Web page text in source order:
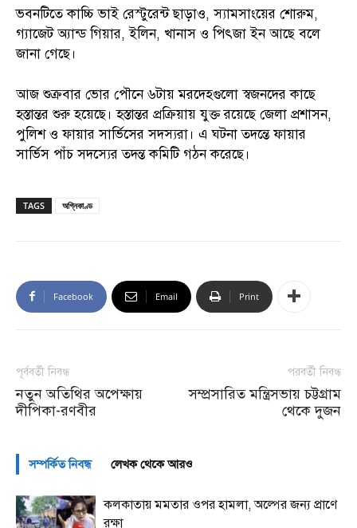
ভবনটিতে কাচ্চি ভাই রেস্টুরেন্ট ছাড়াও, স্যামসাংয়ের শোরুম,
গ্যাজেট অ্যান্ড গিয়ার, ইলিন, খানাস ও পিৎজা ইন আছে বলে
জানা গেছে।
আজ শুক্রবার ভোর পৌনে ৬টায় মরদেহগুলো স্বজনদের কাছে
হস্তান্তর শুরু হয়েছে। হস্তান্তর প্রক্রিয়ায় যুক্ত রয়েছে জেলা প্রশাসন,
পুলিশ ও ফায়ার সার্ভিসের সদস্যরা। এ ঘটনা তদন্তে ফায়ার
সার্ভিস পাঁচ সদস্যের তদন্ত কমিটি গঠন করেছে।
TAGS অগ্নিকাণ্ড
Facebook Email Print
পূর্ববর্তী নিবন্ধ
নতুন অতিথির অপেক্ষায়
দীপিকা-রণবীর
পরবর্তী নিবন্ধ
সম্প্রসারিত মন্ত্রিসভায় চট্টগ্রাম
থেকে দুজন
সম্পর্কিত নিবন্ধ লেখক থেকে আরও
কলকাতায় মমতার ওপর হামলা, অল্পের জন্য প্রাণে
রক্ষা